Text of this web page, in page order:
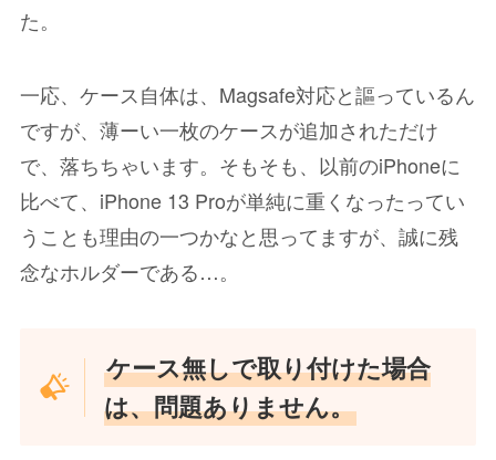
た。
一応、ケース自体は、Magsafe対応と謳っているん
ですが、薄ーい一枚のケースが追加されただけ
で、落ちちゃいます。そもそも、以前のiPhoneに
比べて、iPhone 13 Proが単純に重くなったってい
うことも理由の一つかなと思ってますが、誠に残
念なホルダーである…。
ケース無しで取り付けた場合
は、問題ありません。